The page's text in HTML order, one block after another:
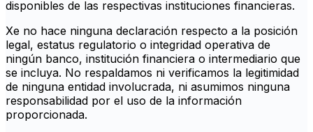
disponibles de las respectivas instituciones financieras.
Xe no hace ninguna declaración respecto a la posición
legal, estatus regulatorio o integridad operativa de
ningún banco, institución financiera o intermediario que
se incluya. No respaldamos ni verificamos la legitimidad
de ninguna entidad involucrada, ni asumimos ninguna
responsabilidad por el uso de la información
proporcionada.